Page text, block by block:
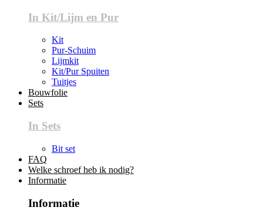
In Kit/Lijm en Pur
Kit
Pur-Schuim
Lijmkit
Kit/Pur Spuiten
Tuitjes
Bouwfolie
Sets
In Sets
Bit set
FAQ
Welke schroef heb ik nodig?
Informatie
Informatie